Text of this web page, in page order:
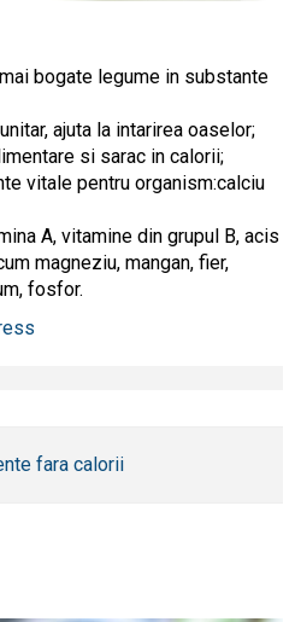
bogate legume in substante
ajuta la intarirea oaselor;
si sarac in calorii;
vitale pentru organism:calciu
A, vitamine din grupul B, acis
magneziu, mangan, fier,
fosfor.
fara calorii